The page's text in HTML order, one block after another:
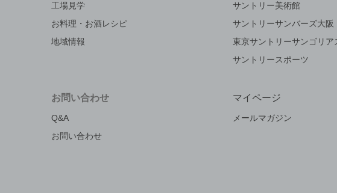
工場見学
お料理・お酒レシピ
地域情報
サントリー美術館
サントリーサンバーズ大阪
東京サントリーサンゴリア
サントリースポーツ
お問い合わせ
Q&A
お問い合わせ
マイページ
メールマガジン